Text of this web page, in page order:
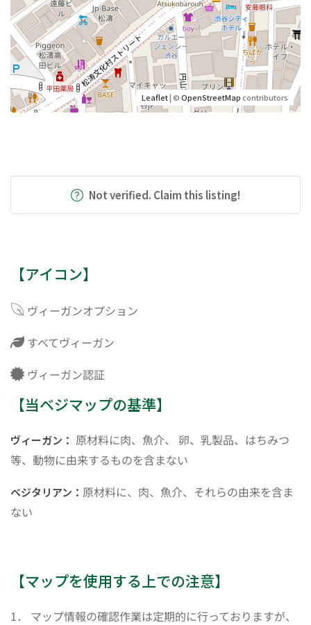
Leaflet| ©OpenStreetMapcontributors
Not verified. Claim this listing!
【アイコン】
ヴィーガンオプション
すべてヴィーガン
ヴィーガン認証
【当ベジマップの基準】
ヴィーガン： 原材料に肉、魚介、 卵、乳製品、はちみつ
等、動物に由来するものを含まない
ベジタリアン： 原材料に、肉、魚介、それらの由来を含ま
ない
【マップを使用する上での注意】
1． マップ情報の確認作業は定期的に行っておりますが、